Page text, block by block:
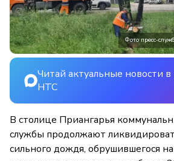
Фото пресс-
Читай актуальные новости в
НТС
В столице Приангарья
службы продолжают
сильного дождя, обрушившегося